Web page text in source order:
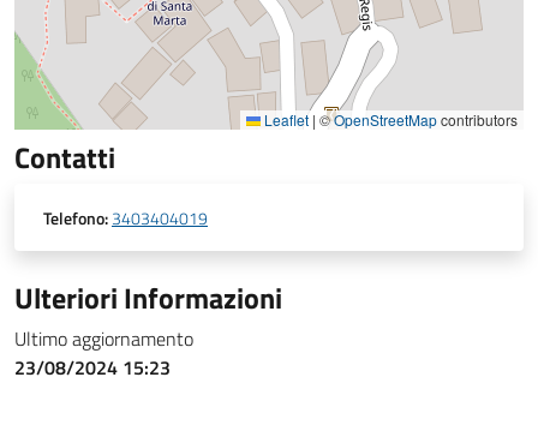
Leaflet | ©OpenStreetMapcontributors
Contatti
Telefono:3403404019
Ulteriori Informazioni
Ultimo aggiornamento
23/08/2024 15:23